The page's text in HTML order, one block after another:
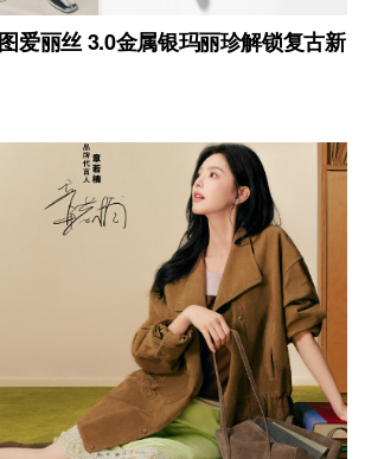
爱丽丝 3.0金属银玛丽珍解锁复古新